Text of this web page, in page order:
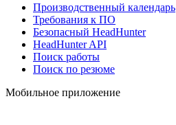
Производственный календарь
Требования к ПО
Безопасный HeadHunter
HeadHunter API
Поиск работы
Поиск по резюме
Мобильное приложение